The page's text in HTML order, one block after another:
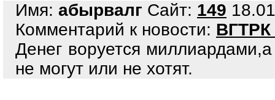
Имя: абырвалг Сайт: 149
Комментарий к новости: ВГТРК
Денег воруется
не могут или не хотят.